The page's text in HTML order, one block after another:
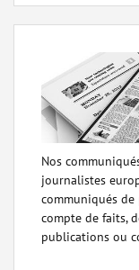
Nos
journalistes
communiqués
compte de faits,
publications ou